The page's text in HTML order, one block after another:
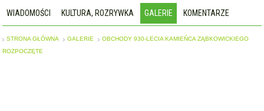
WIADOMOŚCI KULTURA, ROZRYWKA GALERIE KOMENTARZE
STRONA GŁÓWNA GALERIE
OBCHODY 930-LECIA KAMIEŃCA ZĄBKOWICKIEGO
ROZPOCZĘTE